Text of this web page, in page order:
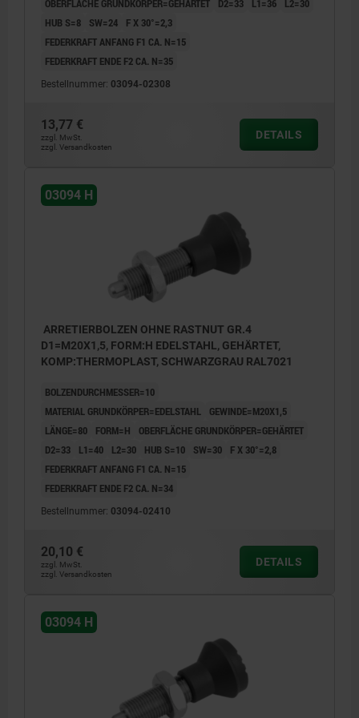
OBERFLÄCHE GRUNDKÖRPER=GEHÄRTET
D2=33 L1=36
L2=30
HUB S=8
SW=24
F X 30°=2,3
FEDERKRAFT ANFANG F1 CA. N=15
FEDERKRAFT ENDE F2 CA. N=35
Bestellnummer: 03094-02308
13,77 €
zzgl. MwSt.
zzgl. Versandkosten
DETAILS
03094 H
ARRETIERBOLZEN OHNE RASTNUT GR.4
D1=M20X1,5, FORM:H EDELSTAHL, GEHÄRTET,
KOMP:THERMOPLAST, SCHWARZGRAU RAL7021
BOLZENDURCHMESSER=10
MATERIAL GRUNDKÖRPER=EDELSTAHL
GEWINDE=M20X1,5
LÄNGE=80
FORM=H
OBERFLÄCHE GRUNDKÖRPER=GEHÄRTET
D2=33
L1=40 L2=30 HUB S=10 SW=30
F X 30°=2,8
FEDERKRAFT ANFANG F1 CA. N=15
FEDERKRAFT ENDE F2 CA. N=34
Bestellnummer: 03094-02410
20,10 €
zzgl. MwSt.
zzgl. Versandkosten
DETAILS
03094 H